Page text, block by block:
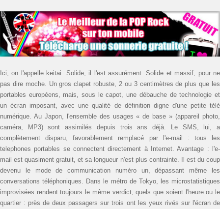
Ici, on l'appelle keitai. Solide, il l'est assurément. Solide et massif, pour ne
pas dire moche. Un gros clapet robuste, 2 ou 3 centimètres de plus que les
portables européens, mais, sous le capot, une débauche de technologie et
un écran imposant, avec une qualité de définition digne d'une petite télé
numérique. Au Japon, l'ensemble des usages « de base » (appareil photo,
caméra, MP3) sont assimilés depuis trois ans déjà. Le SMS, lui, a
complètement disparu, favorablement remplacé par l'e-mail : tous les
telephones portables se connectent directement à Internet. Avantage : l'e-
mail est quasiment gratuit, et sa longueur n'est plus contrainte. Il est du coup
devenu le mode de communication numéro un, dépassant même les
conversations téléphoniques. Dans le métro de Tokyo, les micro­statistiques
improvisées rendent toujours le même verdict, quels que soient l'heure ou le
quartier : près de deux passagers sur trois ont les yeux rivés sur l'écran de